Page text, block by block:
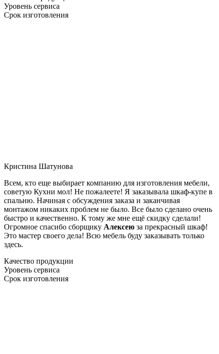
Уровень сервиса
Срок изготовления
Кристина Шатунова
Всем, кто еще выбирает компанию для изготовления мебели,
советую Кухни мол! Не пожалеете! Я заказывала шкаф-купе в
спальню. Начиная с обсуждения заказа и заканчивая
монтажом никаких проблем не было. Все было сделано очень
быстро и качественно. К тому же мне ещё скидку сделали!
Огромное спасибо сборщику Алексею за прекрасный шкаф!
Это мастер своего дела! Всю мебель буду заказывать только
здесь.
Качество продукции
Уровень сервиса
Срок изготовления